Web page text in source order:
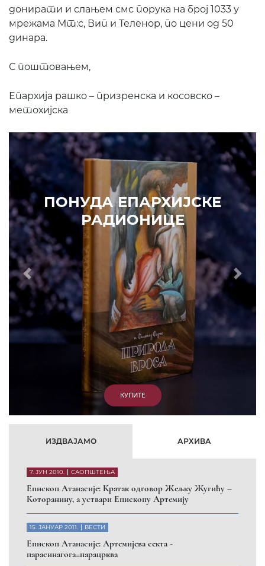
донирати и слањем смс порука на број 1033 у
мрежама Мт:с, Вип и Теленор, по цени од 50
динара.
С поштовањем,
Епархијa рашко – призренска и косовско –
метохијска
ПОНУДА ЕПАРХИЈСКЕ
РАДИОНИЦЕ
КУПИТЕ
Prethodni
ИЗДВАЈАМО АРХИВА
7. ЈУН 2010. САОПШТЕЊА
Eпископ Атанасије: Кратак одговор Жељку Жугићу –
Которанину, а уствари Епископу Артемију
15. ЈАНУАР 2011. ВЕСТИ
Eпископ Атанасије: Артемијева секта -
парасинагога=парацрква